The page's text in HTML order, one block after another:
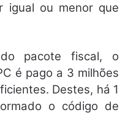
igual ou menor que
do pacote fiscal, o
é pago a 3 milhões
Destes, há 1
o código de